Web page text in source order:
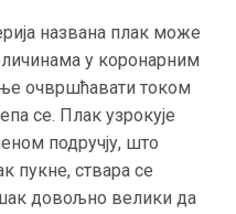
названа плак може
у коронарним
очвршћавати током
се. Плак узрокује
подручју, што
пукне, ствара се
довољно велики да